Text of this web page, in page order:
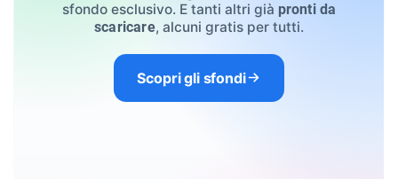
sfondo esclusivo. E tanti altri già pronti da
scaricare, alcuni gratis per tutti.
Scopri gli sfondi